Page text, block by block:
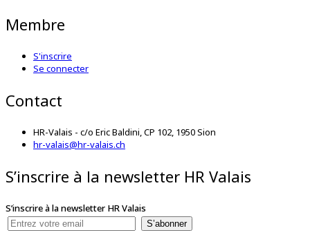
Membre
S'inscrire
Se connecter
Contact
HR-Valais - c/o Eric Baldini, CP 102, 1950 Sion
hr-valais@hr-valais.ch
S’inscrire à la newsletter HR Valais
S’inscrire à la newsletter HR Valais
S’abonner